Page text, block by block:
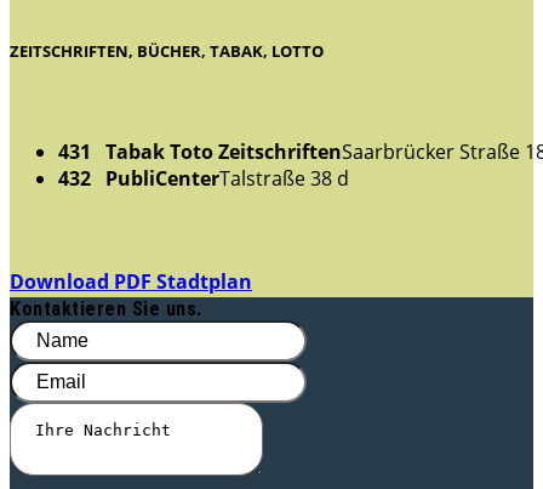
ZEITSCHRIFTEN, BÜCHER, TABAK, LOTTO
431 Tabak Toto ZeitschriftenSaarbrücker Straße
432 PubliCenterTalstraße 38 d
Download PDF Stadtplan
Kontaktieren Sie uns.